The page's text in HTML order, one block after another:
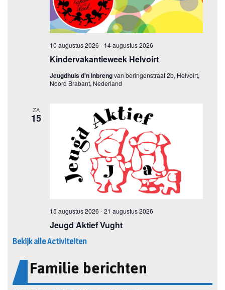
Bekijk alle Activiteiten
Familie berichten